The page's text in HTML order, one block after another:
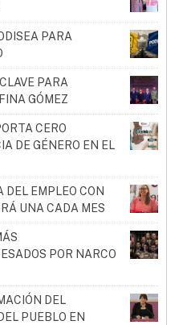
PARA
PARA
GÓMEZ
CERO
DE GÉNERO EN EL
DEL EMPLEO CON
UNA CADA MES
POR NARCO
DEL
PUEBLO EN